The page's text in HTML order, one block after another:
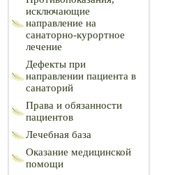
исключающие
направление на
санаторно-курортное
лечение
Дефекты при
направлении пациента в
санаторий
Права и обязанности
пациентов
Лечебная база
Оказание медицинской
помощи